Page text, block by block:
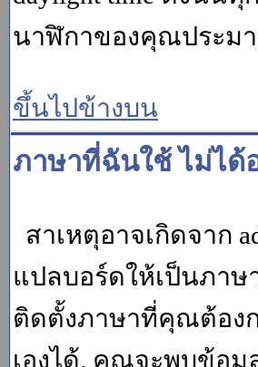
นาฬิกาของคุณประม
ขึ้นไปข้างบน
ภาษาที่ฉันใช้ ไม่ได้
สาเหตุอาจเกิดจาก
แปลบอร์ดให้เป็นภาษ
ติดตั้งภาษาที่คุณต้อง
เองได้. คุณจะพบข้อมู